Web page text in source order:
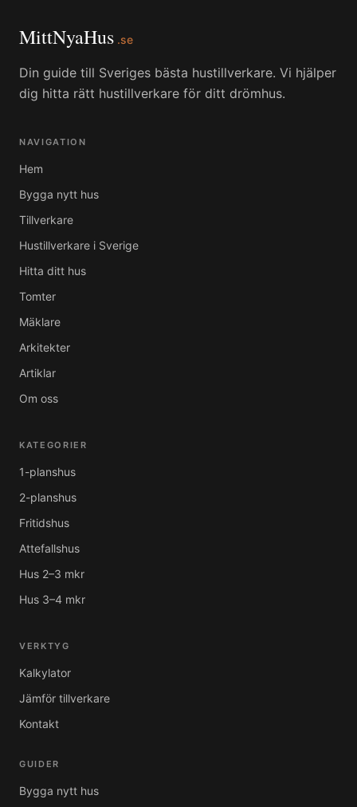
MittNyaHus .se
Din guide till Sveriges bästa hustillverkare. Vi hjälper
dig hitta rätt hustillverkare för ditt drömhus.
NAVIGATION
Hem
Bygga nytt hus
Tillverkare
Hustillverkare i Sverige
Hitta ditt hus
Tomter
Mäklare
Arkitekter
Artiklar
Om oss
KATEGORIER
1-planshus
2-planshus
Fritidshus
Attefallshus
Hus 2–3 mkr
Hus 3–4 mkr
VERKTYG
Kalkylator
Jämför tillverkare
Kontakt
GUIDER
Bygga nytt hus